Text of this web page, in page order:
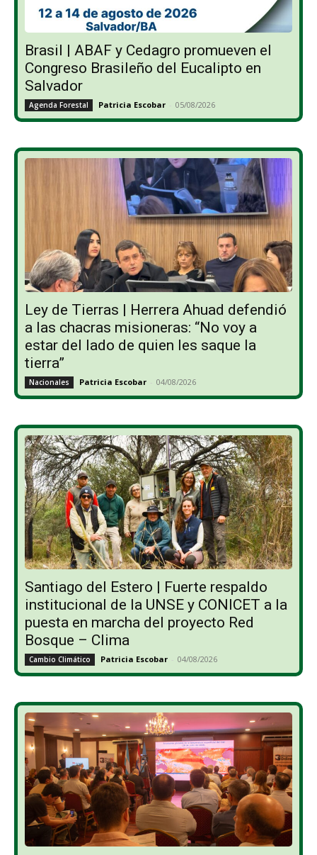
Brasil | ABAF y Cedagro promueven el
Congreso Brasileño del Eucalipto en
Salvador
Agenda Forestal Patricia Escobar - 05/08/2026
Ley de Tierras | Herrera Ahuad defendió
a las chacras misioneras: “No voy a
estar del lado de quien les saque la
tierra”
Nacionales Patricia Escobar - 04/08/2026
Santiago del Estero | Fuerte respaldo
institucional de la UNSE y CONICET a la
puesta en marcha del proyecto Red
Bosque – Clima
Cambio Climático Patricia Escobar - 04/08/2026